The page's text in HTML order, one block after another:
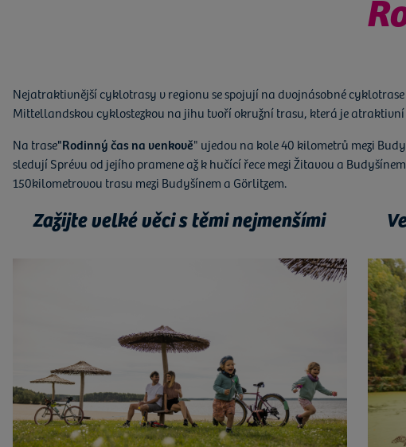
Nejatraktivnější cyklotrasy v regionu se spojují na dvojnásobné
Mittellandskou cyklostezkou na jihu tvoří okružní trasu, která je
Na trase"Rodinný čas na venkově" ujedou na kole 40 kilometrů mezi
sledují Sprévu od jejího pramene až k hučící řece mezi Žitavou a
150kilometrovou trasu mezi Budyšínem a Görlitzem.
Zažijte velké věci s těmi nejmenšími